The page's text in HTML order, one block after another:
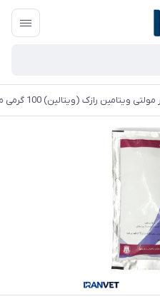
ویتامین رازک (ویتالین) 100 گرمی محلول در آب